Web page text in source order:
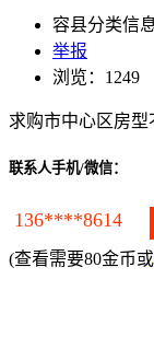
容县分类信
举报
浏览：1249
求购市中心区房
联系人手机/微信：
136****8614
(查看需要80金币或